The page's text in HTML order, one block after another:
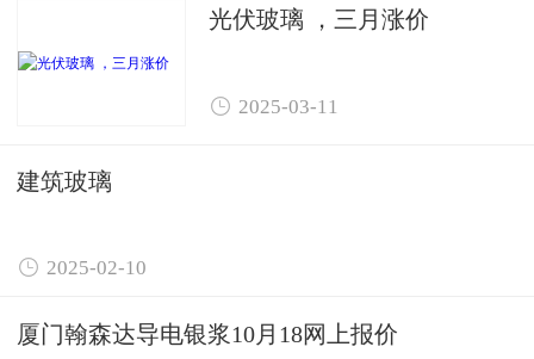
光伏玻璃 ，三月涨价
 2025-03-11
建筑玻璃
 2025-02-10
厦门翰森达导电银浆10月18网上报价